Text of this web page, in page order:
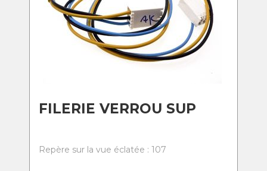
FILERIE VERROU SUP
Repère sur la vue éclatée : 107